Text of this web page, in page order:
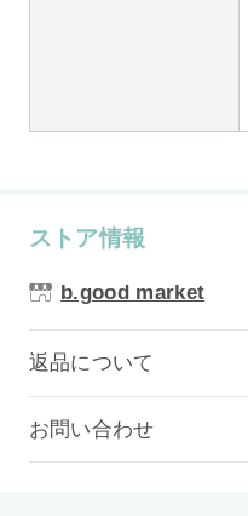
ストア情報
b.good market
返品について
お問い合わせ